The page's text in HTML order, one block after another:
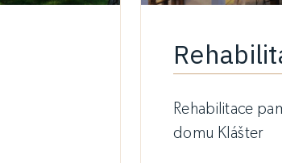
Rehabilitace
domu Klášter